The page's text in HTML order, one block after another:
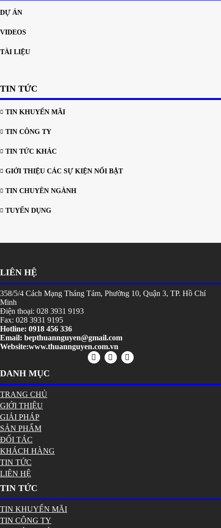
DỰ ÁN
VIDEOS
TÀI LIỆU
TIN TỨC
TIN KHUYẾN MÃI
TIN CÔNG TY
TIN TỨC KHÁC
GIỚI THIỆU CÁC SỰ KIỆN NỔI BẬT
TIN CHUYÊN NGÀNH
TUYỂN DỤNG
LIÊN HỆ
358/5/4 Cách Mạng Tháng Tám, Phường 10, Quận 3, TP. Hồ Chí
Minh
Điện thoại: 028 3931 9193
Fax: 028 3931 9195
Hotline: 0918 456 336
Email: bepthuannguyen@gmail.com
Website:www.thuannguyen.com.vn
DANH MỤC
TRANG CHỦ
GIỚI THIỆU
GIẢI PHÁP
SẢN PHẨM
ĐỐI TÁC
KHÁCH HÀNG
TIN TỨC
LIÊN HỆ
TIN TỨC
TIN KHUYẾN MÃI
TIN CÔNG TY